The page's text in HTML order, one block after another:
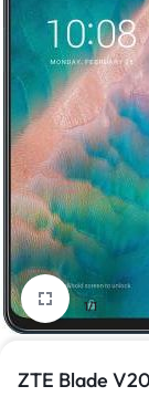
1/1
ZTE Blade